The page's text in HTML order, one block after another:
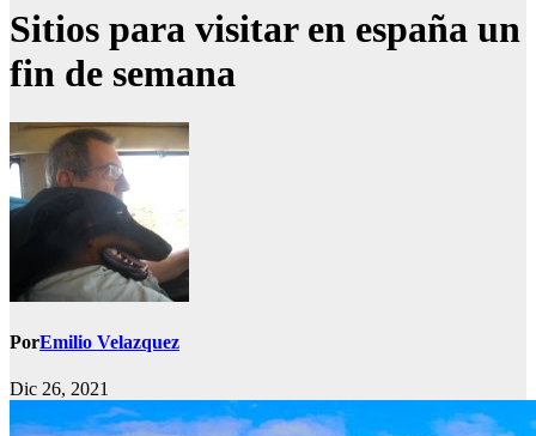
Sitios para visitar en españa un
fin de semana
PorEmilio Velazquez
Dic 26, 2021